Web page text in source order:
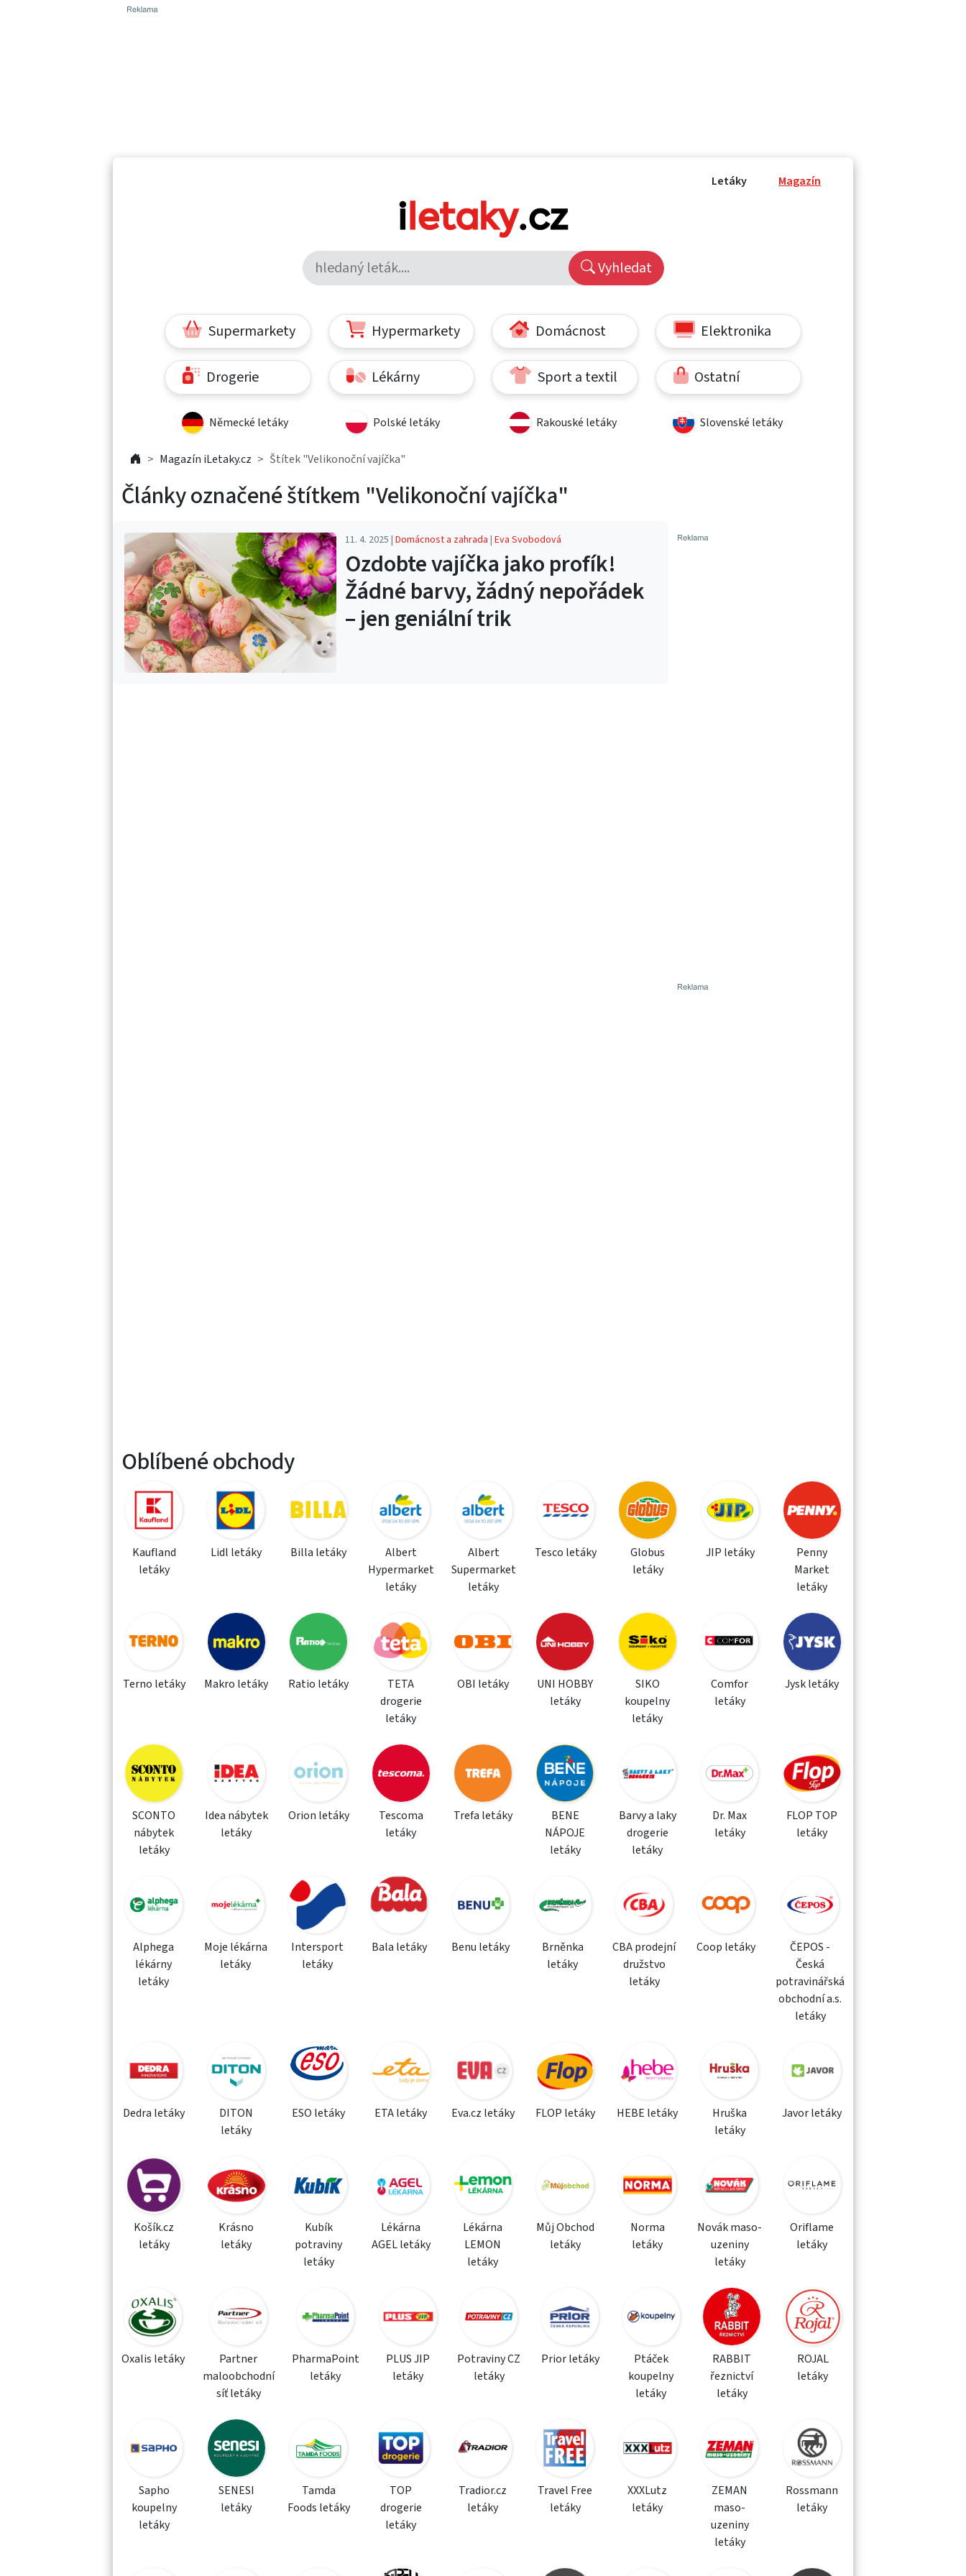
Letáky Magazín
Vyhledat
Supermarkety Hypermarkety Domácnost Elektronika
Drogerie Lékárny Sport a textil Ostatní
Německé letáky Polské letáky Rakouské letáky Slovenské letáky
Magazín iLetaky.cz Štítek "Velikonoční vajíčka"
Články označené štítkem "Velikonoční vajíčka"
11. 4. 2025 | Domácnost a zahrada | Eva Svobodová
Ozdobte vajíčka jako profík!
Žádné barvy, žádný nepořádek
– jen geniální trik
Oblíbené obchody
Kaufland
letáky
Lidl letáky Billa letáky
Albert
Hypermarket
letáky
Albert
Supermarket
letáky
Tesco letáky
Globus
letáky
JIP letáky
Penny
Market
letáky
Terno letáky Makro letáky Ratio letáky
TETA
drogerie
letáky
OBI letáky
UNI HOBBY
letáky
SIKO
koupelny
letáky
Comfor
letáky
Jysk letáky
SCONTO
nábytek
letáky
Idea nábytek
letáky
Orion letáky
Tescoma
letáky
Trefa letáky
BENE
NÁPOJE
letáky
Barvy a laky
drogerie
letáky
Dr. Max
letáky
FLOP TOP
letáky
Alphega
lékárny
letáky
Moje lékárna
letáky
Intersport
letáky
Bala letáky Benu letáky
Brněnka
letáky
CBA prodejní
družstvo
letáky
Coop letáky
ČEPOS -
Česká
potravinářská
obchodní a.s.
letáky
Dedra letáky
DITON
letáky
ESO letáky ETA letáky Eva.cz letáky FLOP letáky HEBE letáky
Hruška
letáky
Javor letáky
Košík.cz
letáky
Krásno
letáky
Kubík
potraviny
letáky
Lékárna
AGEL letáky
Lékárna
LEMON
letáky
Můj Obchod
letáky
Norma
letáky
Novák maso-
uzeniny
letáky
Oriflame
letáky
Oxalis letáky
Partner
maloobchodní
síť letáky
PharmaPoint
letáky
PLUS JIP
letáky
Potraviny CZ
letáky
Prior letáky
Ptáček
koupelny
letáky
RABBIT
řeznictví
letáky
ROJAL
letáky
Sapho
koupelny
letáky
SENESI
letáky
Tamda
Foods letáky
TOP
drogerie
letáky
Tradior.cz
letáky
Travel Free
letáky
XXXLutz
letáky
ZEMAN
maso-
uzeniny
letáky
Rossmann
letáky